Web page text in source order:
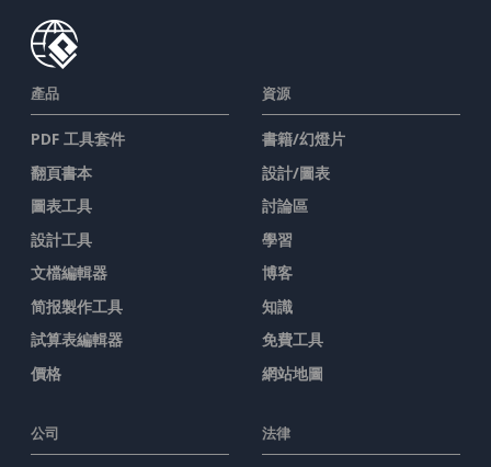
產品
PDF 工具套件
翻頁書本
圖表工具
設計工具
文檔編輯器
简报製作工具
試算表編輯器
價格
資源
書籍/幻燈片
設計/圖表
討論區
學習
博客
知識
免費工具
網站地圖
公司 法律